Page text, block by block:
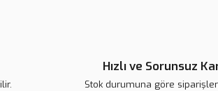
Hızlı ve Sorunsuz
Stok durumuna göre